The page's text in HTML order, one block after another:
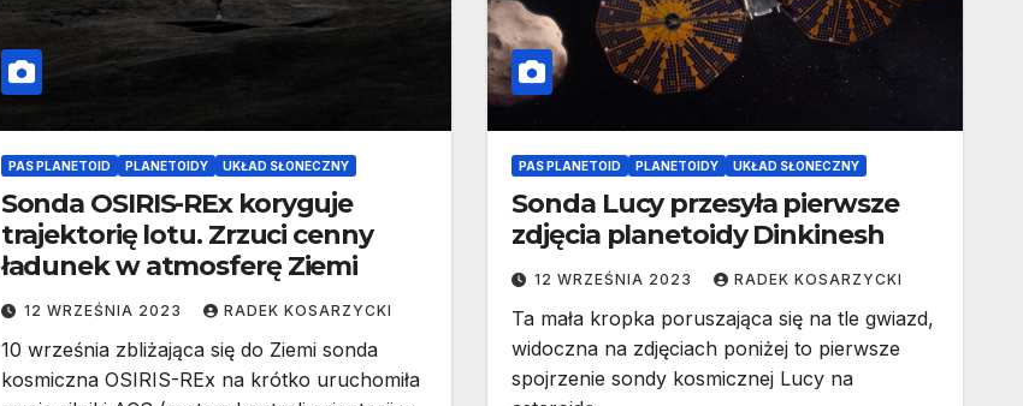
PAS PLANETOID PLANETOIDY UKŁAD SŁONECZNY
Sonda OSIRIS-REx koryguje
trajektorię lotu. Zrzuci cenny
ładunek w atmosferę Ziemi
12 WRZEŚNIA 2023 RADEK KOSARZYCKI
10 września zbliżająca się do Ziemi sonda
kosmiczna OSIRIS-REx na krótko uruchomiła
PAS PLANETOID PLANETOIDY UKŁAD SŁONECZNY
Sonda Lucy przesyła pierwsze
zdjęcia planetoidy Dinkinesh
12 WRZEŚNIA 2023 RADEK KOSARZYCKI
Ta mała kropka poruszająca się na tle gwiazd,
widoczna na zdjęciach poniżej to pierwsze
spojrzenie sondy kosmicznej Lucy na